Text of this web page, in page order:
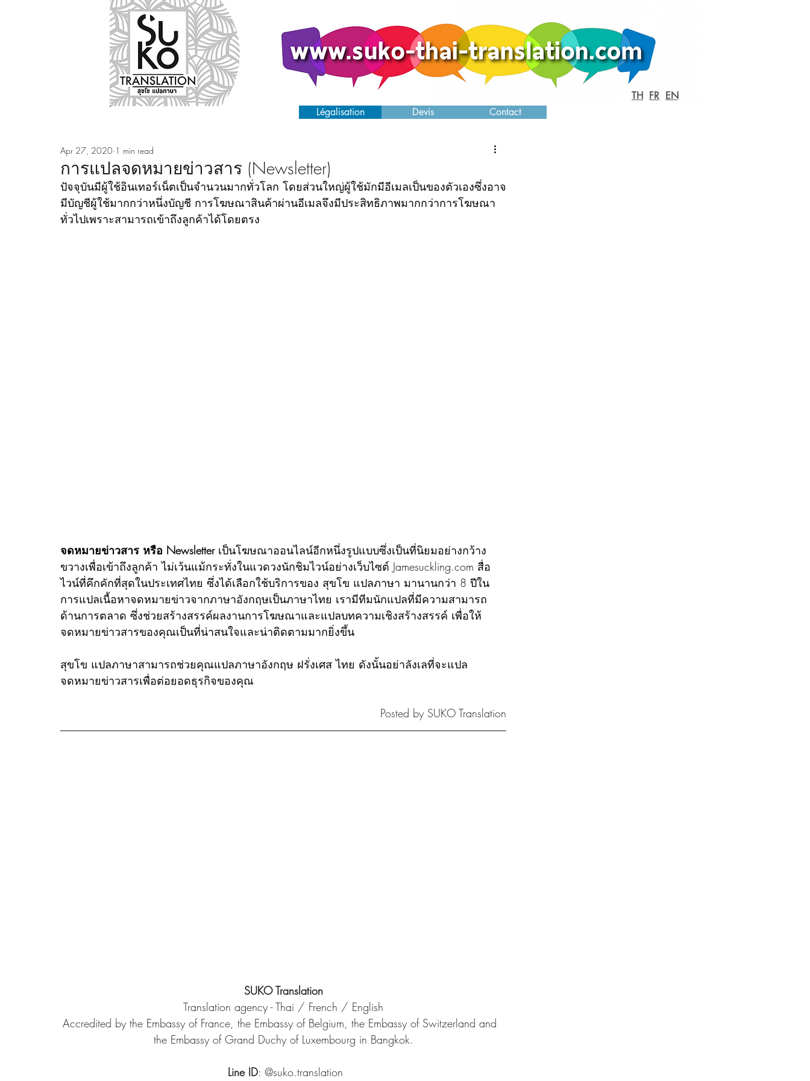
TH FR EN
Légalisation Devis Contact
การแปลจดหมายข่าวสาร (Newsletter)
Apr 27, 2020 1 min read
ปัจจุบันมีผู้ใช้อินเทอร์เน็ตเป็นจำนวนมากทั่วโลก โดยส่วนใหญ่ผู้ใช้มักมีอีเมลเป็นของตัวเองซึ่งอาจ
มีบัญชีผู้ใช้มากกว่าหนึ่งบัญชี การโฆษณาสินค้าผ่านอีเมลจึงมีประสิทธิภาพมากกว่าการโฆษณา
ทั่วไปเพราะสามารถเข้าถึงลูกค้าได้โดยตรง
จดหมายข่าวสาร หรือ Newsletter เป็นโฆษณาออนไลน์อีกหนึ่งรูปแบบซึ่งเป็นที่นิยมอย่างกว้าง
ขวางเพื่อเข้าถึงลูกค้า ไม่เว้นแม้กระทั่งในแวดวงนักชิมไวน์อย่างเว็บไซต์ Jamesuckling.com สื่อ
ไวน์ที่คึกคักที่สุดในประเทศไทย ซึ่งได้เลือกใช้บริการของ สุขโข แปลภาษา มานานกว่า 8 ปีใน
การแปลเนื้อหาจดหมายข่าวจากภาษาอังกฤษเป็นภาษาไทย เรามีทีมนักแปลที่มีความสามารถ
ด้านการตลาด ซึ่งช่วยสร้างสรรค์ผลงานการโฆษณาและแปลบทความเชิงสร้างสรรค์ เพื่อให้
จดหมายข่าวสารของคุณเป็นที่น่าสนใจและน่าติดตามมากยิ่งขึ้น
สุขโข แปลภาษาสามารถช่วยคุณแปลภาษาอังกฤษ ฝรั่งเศส ไทย ดังนั้นอย่าลังเลที่จะแปล
จดหมายข่าวสารเพื่อต่อยอดธุรกิจของคุณ
Posted by SUKO Translation
SUKO Translation
​Translation agency - Thai / French / English
Accredited by the Embassy of France, the Embassy of Belgium, the Embassy of Switzerland and
the Embassy of Grand Duchy of Luxembourg in Bangkok.
Line ID: @suko.translation